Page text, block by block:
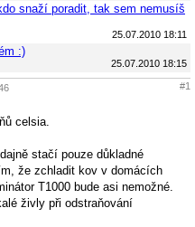
snaží poradit, tak sem nemusíš
25.07.2010 18:11
:)
25.07.2010 18:15
#1
celsia.
stačí pouze důkladné
že zchladit kov v domácích
T1000 bude asi nemožné.
živly při odstraňování